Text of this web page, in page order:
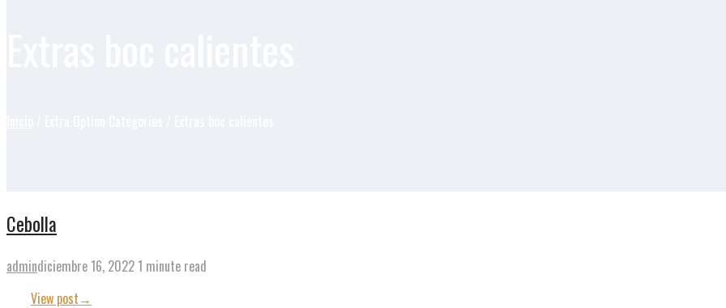
Cebolla
admindiciembre 16, 2022 1 minute read
View post→